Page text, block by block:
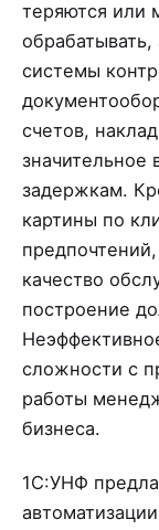
теряются или
системы
счетов,
значительное
задержкам.
картины по
качество
построение
сложности с
работы
бизнеса.
1С:УНФ